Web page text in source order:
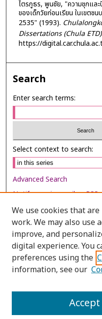
ไตรภูธร, พูนชัย, "ความชุกและ
ของเด็กวัยก่อนเรียน ในเขตช
2535" (1993).
Dissertations (Chula ETD)
https://
Search
Enter search terms:
Select context to search:
Advanced Search
Notify me via email orRSS
Browse
Collections
Disciplines
Authors
We use cookies that
work. We may also use
improve, and
digital experience. You
preferences using the
information, see our